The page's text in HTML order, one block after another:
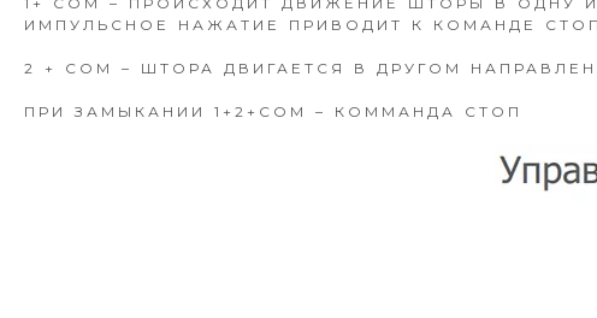
ИМПУЛЬСНОЕ НАЖАТИЕ ПРИВОДИТ К КОМАНДЕ
2 + COM – ШТОРА ДВИГАЕТСЯ В ДРУГОМ
ПРИ ЗАМЫКАНИИ 1+2+COM – КОММАНДА СТОП